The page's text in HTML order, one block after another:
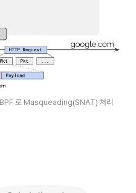
로 Masqueading(SNAT) 처리